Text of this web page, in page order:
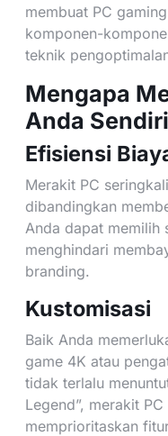
membuat PC
komponen-
teknik
Mengapa
Anda
Efisiensi
Merakit PC
dibandingkan
Anda dapat memilih
menghindari
branding.
Kustomisasi
Baik Anda
game 4K atau
tidak terlalu
Legend”, merakit
memprioritaskan